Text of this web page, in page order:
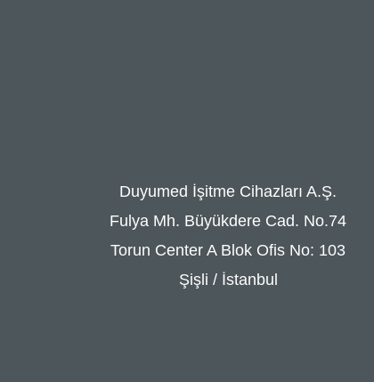
Duyumed İşitme Cihazları A.Ş.
Fulya Mh. Büyükdere Cad. No.74
Torun Center A Blok Ofis No: 103
Şişli / İstanbul